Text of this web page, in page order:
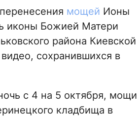
мощей Ионы
иконы Божией Матери
района Киевской
сохранившихся в
с 4 на 5 октября, мощи
кладбища в